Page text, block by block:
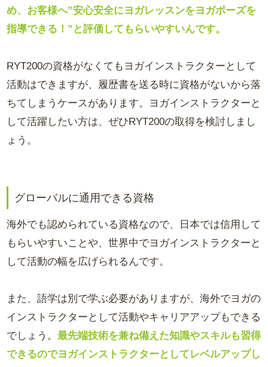
め、お客様へ”安心安全にヨガレッスンをヨガポーズを
指導できる！”と評価してもらいやすいんです。
RYT200の資格がなくてもヨガインストラクターとして
活動はできますが、履歴書を送る時に資格がないから落
ちてしまうケースがあります。ヨガインストラクターと
して活躍したい方は、ぜひRYT200の取得を検討しまし
ょう。
グローバルに通用できる資格
海外でも認められている資格なので、日本では信用して
もらいやすいことや、世界中でヨガインストラクターと
して活動の幅を広げられるんです。
また、語学は別で学ぶ必要がありますが、海外でヨガの
インストラクターとして活動やキャリアアップもできる
でしょう。最先端技術を兼ね備えた知識やスキルも習得
できるのでヨガインストラクターとしてレベルアップし